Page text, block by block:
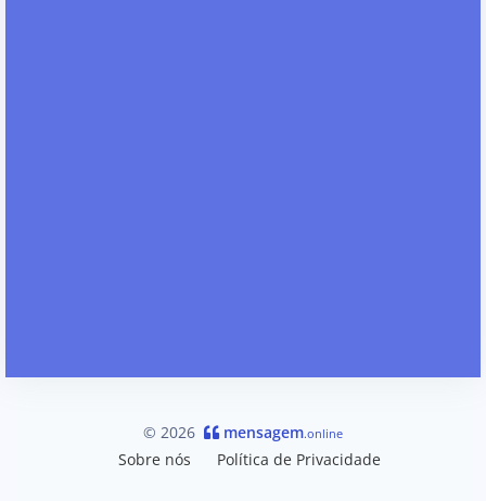
© 2026 mensagem.online
Sobre nós Política de Privacidade